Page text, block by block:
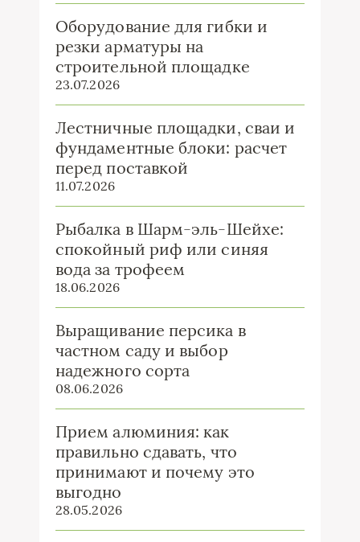
Оборудование для гибки и
резки арматуры на
строительной площадке
23.07.2026
Лестничные площадки, сваи и
фундаментные блоки: расчет
перед поставкой
11.07.2026
Рыбалка в Шарм-эль-Шейхе:
спокойный риф или синяя
вода за трофеем
18.06.2026
Выращивание персика в
частном саду и выбор
надежного сорта
08.06.2026
Прием алюминия: как
правильно сдавать, что
принимают и почему это
выгодно
28.05.2026